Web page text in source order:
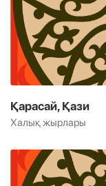
Қарасай, Қази
Халық жырлары